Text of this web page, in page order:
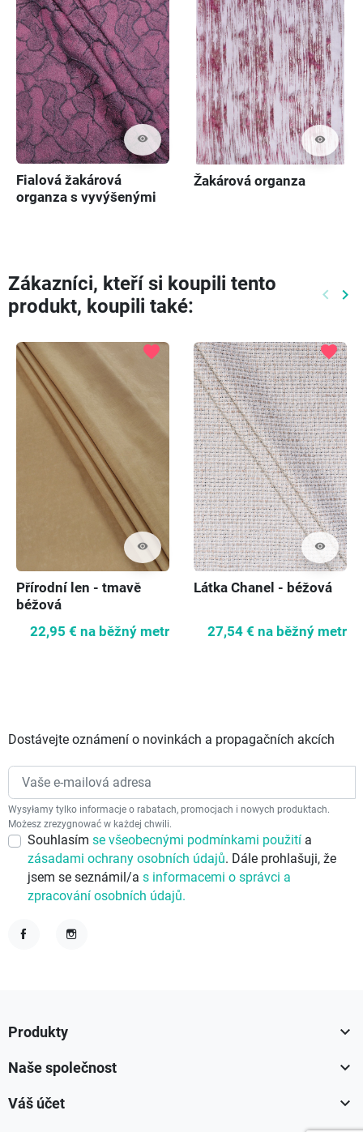
visibility
Fialová žakárová
organza s vyvýšenými
visibility
Žakárová organza
Zákazníci, kteří si koupili tento
produkt, koupili také:
keyboard_arrow_left keyboard_arrow_right
visibility
favorite
Přírodní len - tmavě
béžová
22,95 € na běžný metr
visibility
favorite
Látka Chanel - béžová
27,54 € na běžný metr
Dostávejte oznámení o novinkách a propagačních akcích
Wysyłamy tylko informacje o rabatach, promocjach i nowych produktach.
Możesz zrezygnować w każdej chwili.
Souhlasím se všeobecnými podmínkami použití a
zásadami ochrany osobních údajů. Dále prohlašuji, že
jsem se seznámil/a s informacemi o správci a
zpracování osobních údajů.
Produkty 
Naše společnost 
Váš účet 